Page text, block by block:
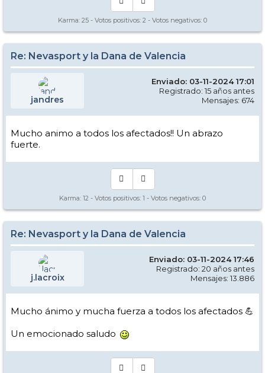
Karma: 25 - Votos positivos: 2 - Votos negativos: 0
Re: Nevasport y la Dana de Valencia
jandres
Enviado: 03-11-2024 17:01
Registrado: 15 años antes
Mensajes: 674
Mucho animo a todos los afectados!! Un abrazo
fuerte.
Karma: 12 - Votos positivos: 1 - Votos negativos: 0
Re: Nevasport y la Dana de Valencia
j.lacroix
Enviado: 03-11-2024 17:46
Registrado: 20 años antes
Mensajes: 13.886
Mucho ánimo y mucha fuerza a todos los afectados 💪
Un emocionado saludo